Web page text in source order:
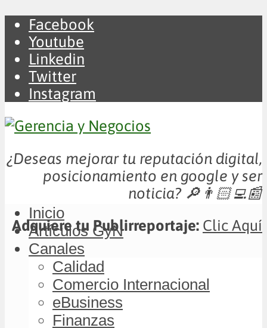
Facebook
Youtube
Linkedin
Twitter
Instagram
¿Deseas mejorar tu reputación digital,
posicionamiento en google y ser
noticia? 🔎👨🏻‍💻📰
Adquiere tu Publirreportaje: Clic Aquí
Inicio
Artículos GyN
Canales
Calidad
Comercio Internacional
eBusiness
Finanzas